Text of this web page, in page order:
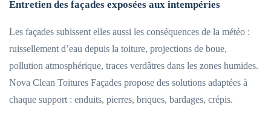
Entretien des façades exposées aux intempéries
Les façades subissent elles aussi les conséquences de la météo :
ruissellement d’eau depuis la toiture, projections de boue,
pollution atmosphérique, traces verdâtres dans les zones humides.
Nova Clean Toitures Façades propose des solutions adaptées à
chaque support : enduits, pierres, briques, bardages, crépis.